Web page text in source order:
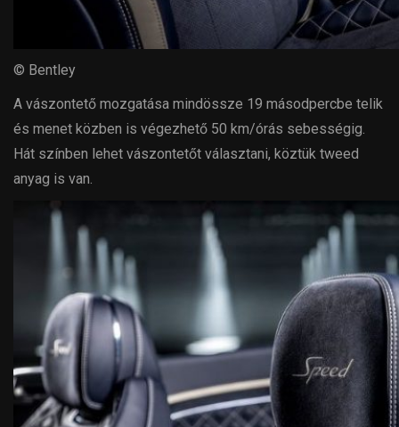
© Bentley
A vászontető mozgatása mindössze 19 másodpercbe telik
és menet közben is végezhető 50 km/órás sebességig.
Hát színben lehet vászontetőt választani, köztük tweed
anyag is van.